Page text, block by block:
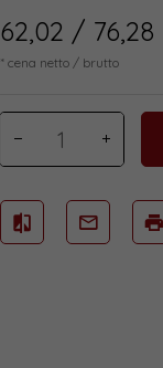
62,02 / 76,28
* cena netto / brutto